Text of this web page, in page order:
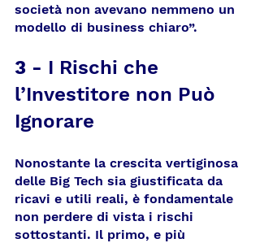
società non avevano nemmeno un
modello di business chiaro”.
3 - I Rischi che
l’Investitore non Può
Ignorare
Nonostante la crescita vertiginosa
delle Big Tech sia giustificata da
ricavi e utili reali, è fondamentale
non perdere di vista i rischi
sottostanti. Il primo, e più